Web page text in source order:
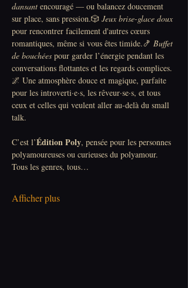
dansant encouragé — ou balancez doucement
sur place, sans pression.🎲 Jeux brise-glace doux
pour rencontrer facilement d'autres cœurs
romantiques, même si vous êtes timide.🍤 Buffet
de bouchées pour garder l’énergie pendant les
conversations flottantes et les regards complices.
🌌 Une atmosphère douce et magique, parfaite
pour les introverti·e·s, les rêveur·se·s, et tous
ceux et celles qui veulent aller au-delà du small
talk.
C’est l’Édition Poly, pensée pour les personnes
polyamoureuses ou curieuses du polyamour.
Tous les genres, tous…
Afficher plus